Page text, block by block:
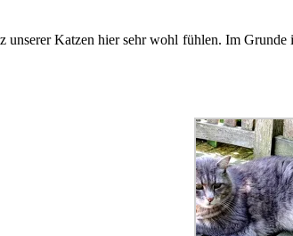
Katzen hier sehr wohl fühlen. Im Grunde